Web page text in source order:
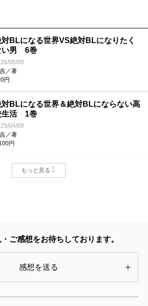
対BLになる世界VS絶対BLになりたく
い男 6巻
06/09
／著
円
対BLになる世界＆絶対BLにならない高
生活 1巻
04/09
／著
円
対BLになる世界VS絶対BLになりたく
い男 3巻
い男 2巻
04/09
対BLになる世界VS絶対BLになりたく
もっと見る
ご感想をお待ちしております。
感想を送る